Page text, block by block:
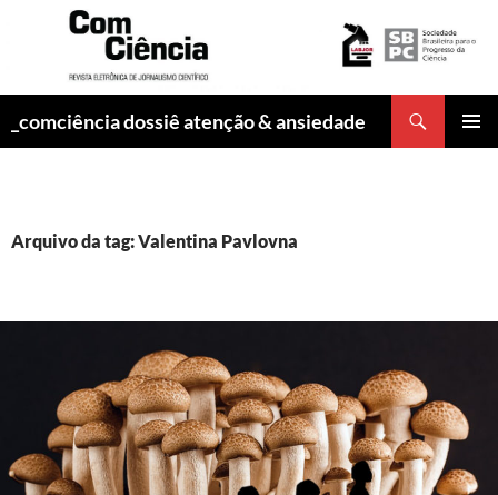
_comciência dossiê atenção & ansiedade
Arquivo da tag: Valentina Pavlovna